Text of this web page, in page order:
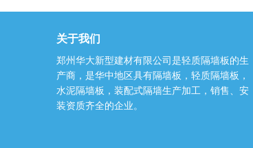
关于我们
郑州华大新型建材有限公司是轻质隔墙板的生
产商，是华中地区具有隔墙板，轻质隔墙板，
水泥隔墙板，装配式隔墙生产加工，销售、安
装资质齐全的企业。